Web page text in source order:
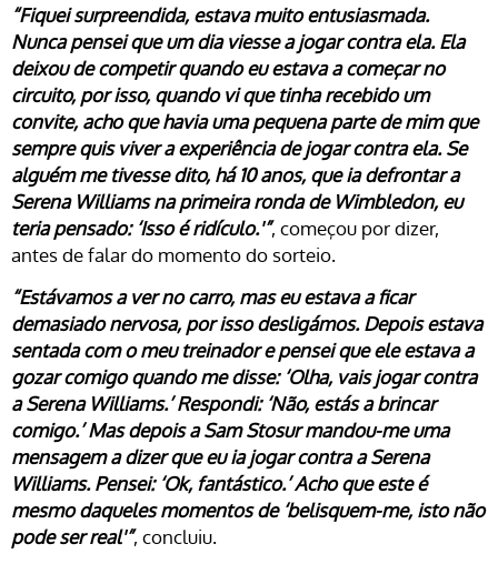
“Fiquei surpreendida, estava muito entusiasmada.
Nunca pensei que um dia viesse a jogar contra ela. Ela
deixou de competir quando eu estava a começar no
circuito, por isso, quando vi que tinha recebido um
convite, acho que havia uma pequena parte de mim que
sempre quis viver a experiência de jogar contra ela. Se
alguém me tivesse dito, há 10 anos, que ia defrontar a
Serena Williams na primeira ronda de Wimbledon, eu
teria pensado: ‘Isso é ridículo.'”, começou por dizer,
antes de falar do momento do sorteio.
“Estávamos a ver no carro, mas eu estava a ficar
demasiado nervosa, por isso desligámos. Depois estava
sentada com o meu treinador e pensei que ele estava a
gozar comigo quando me disse: ‘Olha, vais jogar contra
a Serena Williams.’ Respondi: ‘Não, estás a brincar
comigo.’ Mas depois a Sam Stosur mandou-me uma
mensagem a dizer que eu ia jogar contra a Serena
Williams. Pensei: ‘Ok, fantástico.’ Acho que este é
mesmo daqueles momentos de ‘belisquem-me, isto não
pode ser real'”, concluiu.